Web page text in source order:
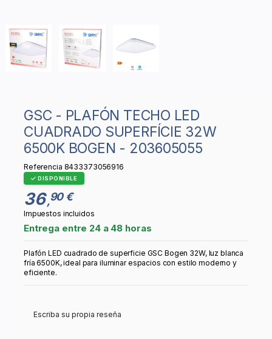
GSC - PLAFÓN TECHO LED
CUADRADO SUPERFÍCIE 32W
6500K BOGEN - 203605055
Referencia 8433373056916
DISPONIBLE
36 ,90 €
Impuestos incluidos
Entrega entre 24 a 48 horas
Plafón LED cuadrado de superficie GSC Bogen 32W, luz blanca
fría 6500K, ideal para iluminar espacios con estilo moderno y
eficiente.
Escriba su propia reseña